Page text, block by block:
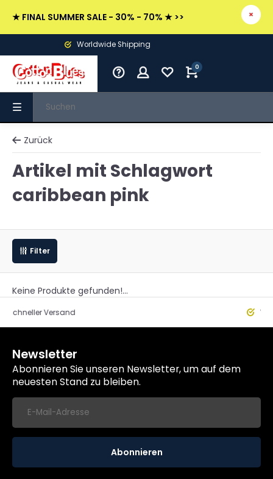
★ FINAL SUMMER SALE - 30% - 70% ★ >>
Worldwide Shipping
0
Zurück
Artikel mit Schlagwort
caribbean pink
Filter
Keine Produkte gefunden!...
Versand
Newsletter
Abonnieren Sie unseren Newsletter, um auf dem
neuesten Stand zu bleiben.
Abonnieren